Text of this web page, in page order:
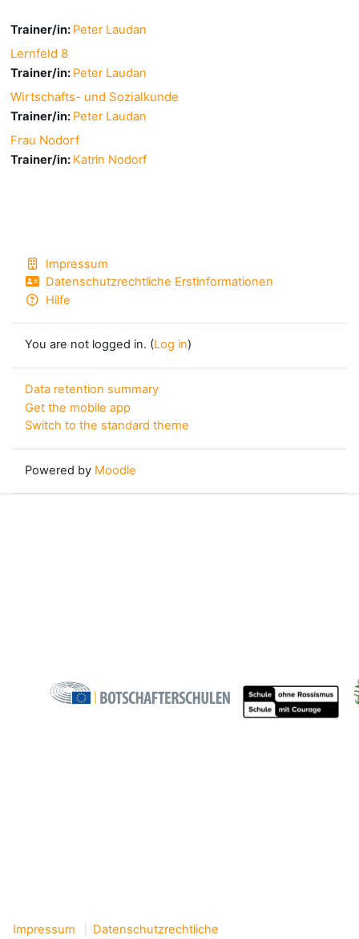
Trainer/in: Peter Laudan
Lernfeld 8
Trainer/in: Peter Laudan
Wirtschafts- und Sozialkunde
Trainer/in: Peter Laudan
Frau Nodorf
Trainer/in: Katrin Nodorf
Impressum
Datenschutzrechtliche Erstinformationen
Hilfe
You are not logged in. (Log in)
Data retention summary
Get the mobile app
Switch to the standard theme
Powered by Moodle
Impressum Datenschutzrechtliche